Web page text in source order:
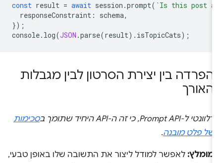
const result = await session.prompt(`Is this post
responseConstraint
: schema
});
console.log(JSON.parse(result ).isTopicCats
הפרדה בין יצירת הסרטון לבין מגבלות
האורך
רלוונטי ל-Prompt API, כי זה ה-API היחיד שתומך ב
סכימות
של פלט מובנה.
מומלץ:לאפשר למודל ליצור את התשובה שלו באופן טבעי,